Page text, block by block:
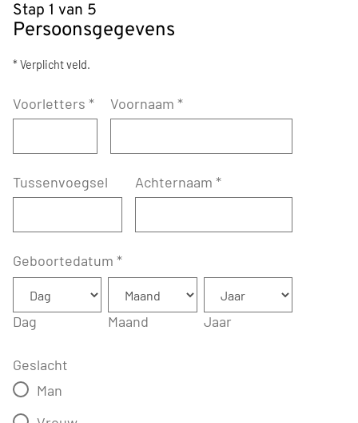
Stap 1 van 5
Persoonsgegevens
* Verplicht veld.
Voorletters * Voornaam *
Tussenvoegsel Achternaam *
Geboortedatum *
Dag Maand Jaar
Geslacht
Man